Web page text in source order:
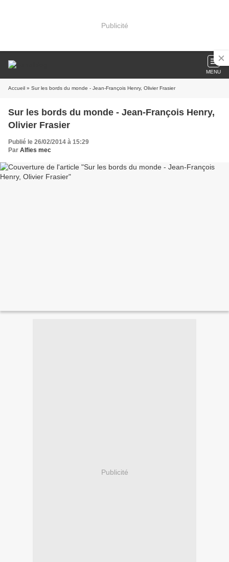
Publicité
MENU
Accueil » Sur les bords du monde - Jean-François Henry, Olivier Frasier
Sur les bords du monde - Jean-François Henry,
Olivier Frasier
Publié le 26/02/2014 à 15:29
Par Alfies mec
Publicité